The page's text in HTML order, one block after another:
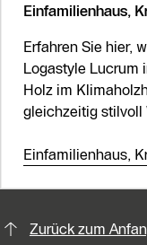
Einfamilienhaus,
Erfahren Sie hier,
Logastyle Lucrum
Holz im
gleichzeitig stilvoll
Einfamilienhaus,
Zurück zum